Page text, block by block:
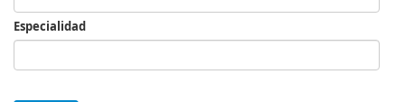
Especialidad